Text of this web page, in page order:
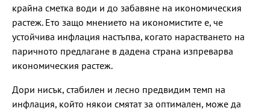
крайна сметка води и до забавяне на икономическия
растеж. Ето защо мнението на икономистите е, че
устойчива инфлация настъпва, когато нарастването на
паричното предлагане в дадена страна изпреварва
икономическия растеж.
Дори нисък, стабилен и лесно предвидим темп на
инфлация, който някои смятат за оптимален, може да